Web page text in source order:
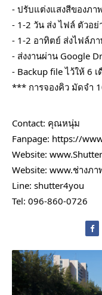
- ปรับแต่งแสงสีของภา
- 1-2 วัน ส่ง ไฟล์ ตัวอย่
- 1-2 อาทิตย์ ส่งไฟล์ภ
- ส่งงานผ่าน Google
- Backup file ไว้ให้ 6
*** การจองคิว มัดจำ
Contact: คุณหนุ่ม
Fanpage: https://
Website:
Website: www.ช่างภ
Line: shutter4you
Tel: 096-860-0726